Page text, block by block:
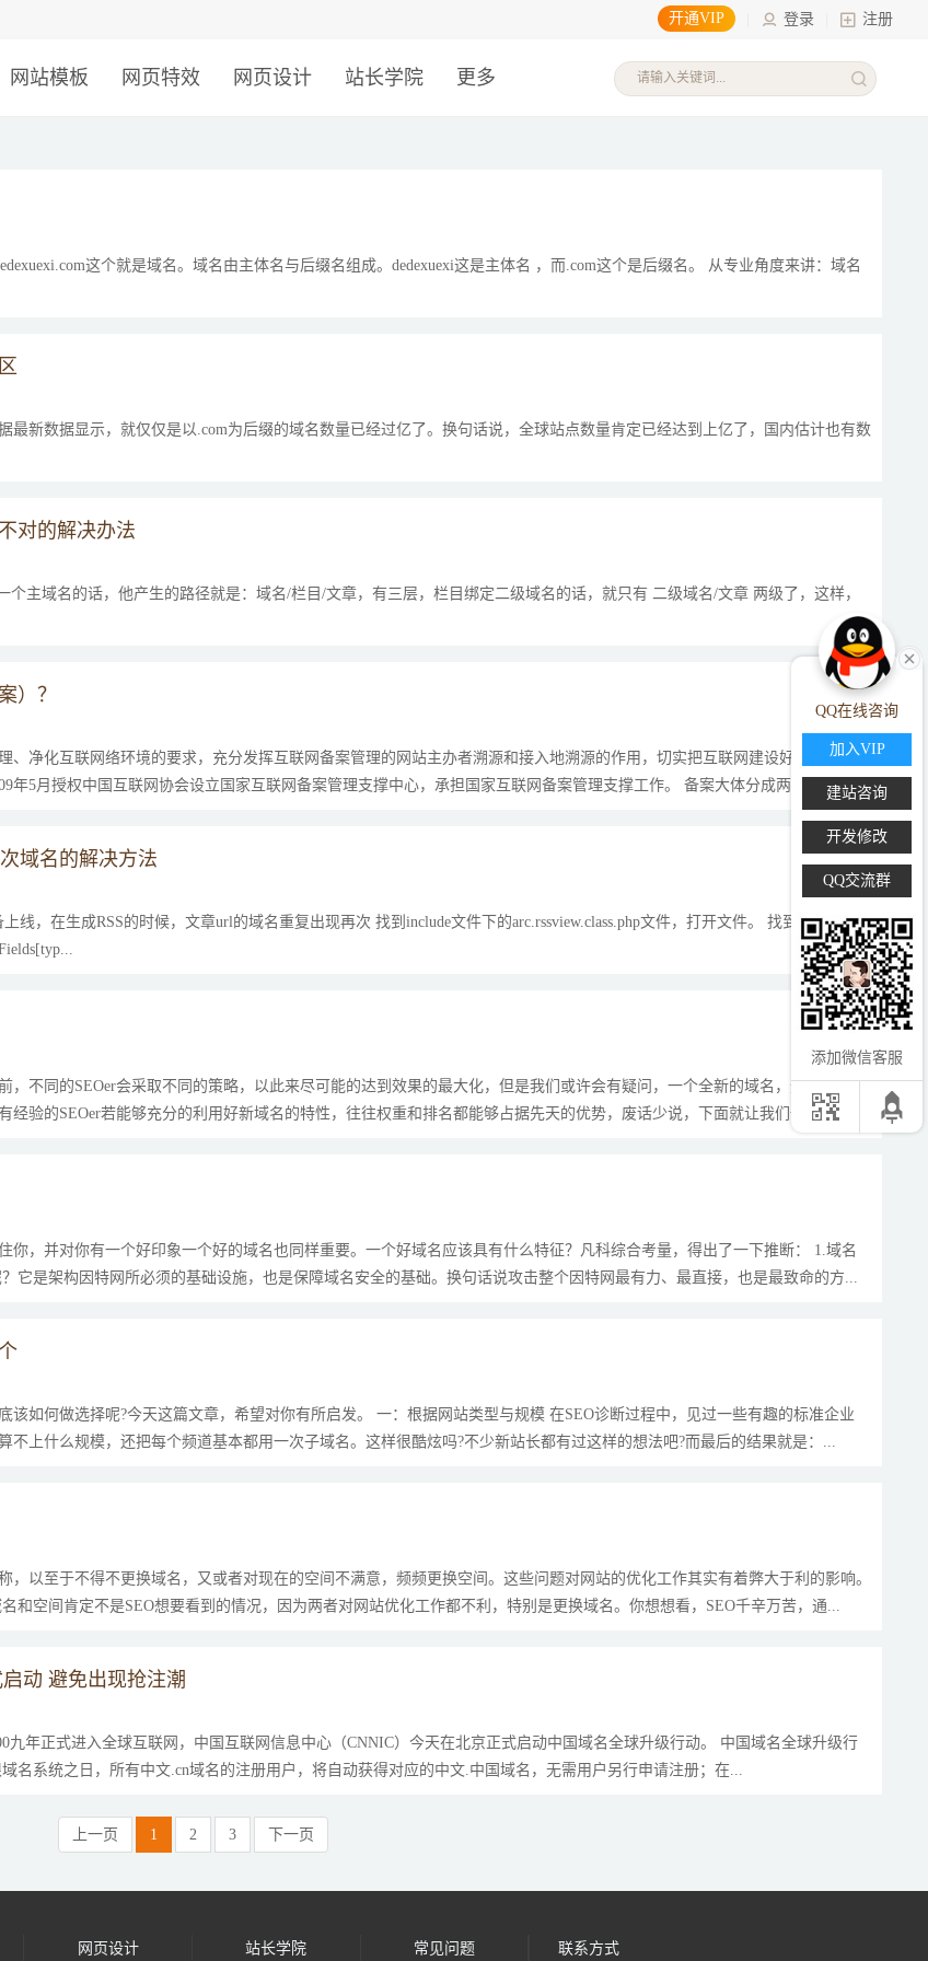
开通VIP 登录 注册
网站模板 网页特效 网页设计 站长学院 更多
这个就是域名。域名由主体名与后缀名组成。dedexuexi这是主体名 ，而.com这个是后缀名。 从专业角度来讲：域名
最新数据显示，就仅仅是以.com为后缀的域名数量已经过亿了。换句话说，全球站点数量肯定已经达到上亿了，国内估计也有数
对的解决办法
个主域名的话，他产生的路径就是：域名/栏目/文章，有三层，栏目绑定二级域名的话，就只有 二级域名/文章 两级了，这样，
）？
、净化互联网络环境的要求，充分发挥互联网备案管理的网站主办者溯源和接入地溯源的作用，切实把互联网建设好、利用好、
年5月授权中国互联网协会设立国家互联网备案管理支撑中心，承担国家互联网备案管理支撑工作。 备案大体分成两种：...
域名的解决方法
线，在生成RSS的时候，文章url的域名重复出现再次 找到include文件下的arc.rssview.class.php文件，打开文件。 找到 $this-Type
，不同的SEOer会采取不同的策略，以此来尽可能的达到效果的最大化，但是我们或许会有疑问，一个全新的域名，无论再怎么
经验的SEOer若能够充分的利用好新域名的特性，往往权重和排名都能够占据先天的优势，废话少说，下面就让我们一...
你，并对你有一个好印象一个好的域名也同样重要。一个好域名应该具有什么特征？凡科综合考量，得出了一下推断： 1.域名
它是架构因特网所必须的基础设施，也是保障域名安全的基础。换句话说攻击整个因特网最有力、最直接，也是最致命的方...
该如何做选择呢?今天这篇文章，希望对你有所启发。 一：根据网站类型与规模 在SEO诊断过程中，见过一些有趣的标准企业
不上什么规模，还把每个频道基本都用一次子域名。这样很酷炫吗?不少新站长都有过这样的想法吧?而最后的结果就是：...
，以至于不得不更换域名，又或者对现在的空间不满意，频频更换空间。这些问题对网站的优化工作其实有着弊大于利的影响。
和空间肯定不是SEO想要看到的情况，因为两者对网站优化工作都不利，特别是更换域名。你想想看，SEO千辛万苦，通...
动 避免出现抢注潮
九年正式进入全球互联网，中国互联网信息中心（CNNIC）今天在北京正式启动中国域名全球升级行动。 中国域名全球升级行
名系统之日，所有中文.cn域名的注册用户，将自动获得对应的中文.中国域名，无需用户另行申请注册；在...
上一页 1 2 3 下一页
网页设计 站长学院 常见问题 联系方式
QQ在线咨询
加入VIP
建站咨询
开发修改
QQ交流群
添加微信客服